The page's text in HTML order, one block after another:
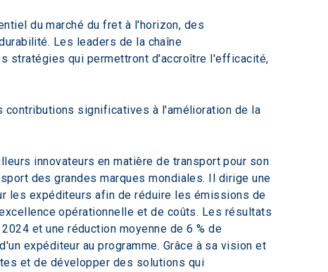
du marché du fret à l'horizon, des
Les leaders de la chaîne
stratégies qui permettront d'accroître l'efficacité,
contributions significatives à l'amélioration de la
innovateurs en matière de transport pour son
des grandes marques mondiales. Il dirige une
les expéditeurs afin de réduire les émissions de
opérationnelle et de coûts. Les résultats
et une réduction moyenne de 6 % de
expéditeur au programme. Grâce à sa vision et
et de développer des solutions qui